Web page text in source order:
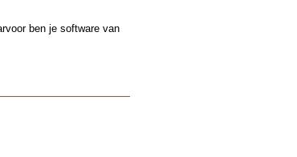
ben je software van